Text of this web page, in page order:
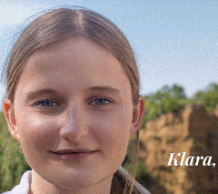
Articolo precedente
Sant’Alessandro è il patrono di
Figline e Incisa, la festa patronale è il
6 giugno
Ultime Notizie